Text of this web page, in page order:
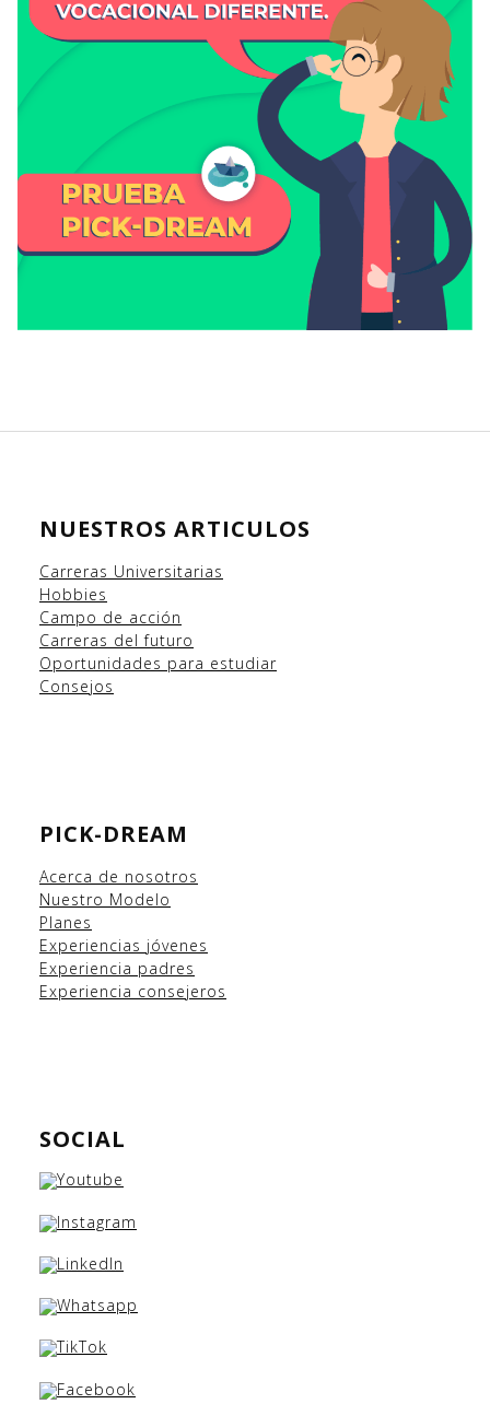
NUESTROS ARTICULOS
Carreras Universitarias
Hobbies
Campo de acción
Carreras del futuro
Oportunidades para estudiar
Consejos
PICK-DREAM
Acerca de nosotros
Nuestro Modelo
Planes
Experiencias jóvenes
Experiencia padres
Experiencia consejeros
SOCIAL